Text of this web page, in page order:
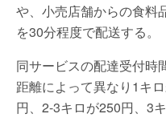
や、小売店舗からの食料
を30分程度で配送する。
同サービスの配達受付時
距離によって異なり1キ
円、2-3キロが250円、3